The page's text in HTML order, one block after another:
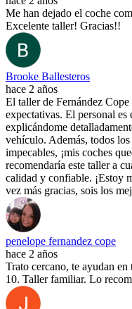
Me han dejado el coche
Excelente taller! Gracias!!
Brooke Ballesteros
hace 2 años
El taller de Fernández
expectativas. El personal
explicándome
vehículo. Además, todos
impecables, ¡mis coches
recomendaría este taller a
calidad y confiable. ¡Estoy
vez más gracias, sois los
penelope fernandez cope
hace 2 años
Trato cercano, te ayudan
10. Taller familiar. Lo